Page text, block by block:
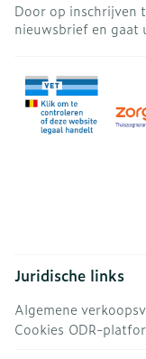
Door op inschrijven
nieuwsbrief en gaat
Juridische links
Algemene
Cookies ODR-